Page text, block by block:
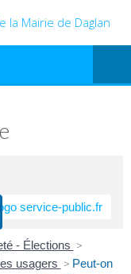
- Élections >
usagers > Peut-on